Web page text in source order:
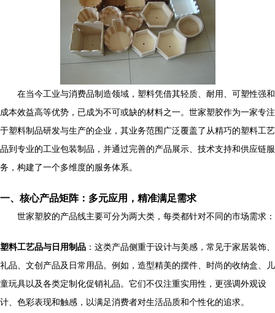
在当今工业与消费品制造领域，塑料凭借其轻质、耐用、可塑性强和
成本效益高等优势，已成为不可或缺的材料之一。世家塑胶作为一家专注
于塑料制品研发与生产的企业，其业务范围广泛覆盖了从精巧的塑料工艺
品到专业的工业包装制品，并通过完善的产品展示、技术支持和供应链服
务，构建了一个多维度的服务体系。
一、核心产品矩阵：多元应用，精准满足需求
世家塑胶的产品线主要可分为两大类，每类都针对不同的市场需求：
塑料工艺品与日用制品 ：这类产品侧重于设计与美感，常见于家居装饰、
礼品、文创产品及日常用品。例如，造型精美的摆件、时尚的收纳盒、儿
童玩具以及各类定制化促销礼品。它们不仅注重实用性，更强调外观设
计、色彩表现和触感，以满足消费者对生活品质和个性化的追求。